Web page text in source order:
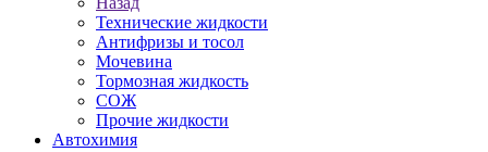
Технические жидкости
Антифризы и тосол
Мочевина
Тормозная жидкость
СОЖ
Прочие жидкости
Автохимия